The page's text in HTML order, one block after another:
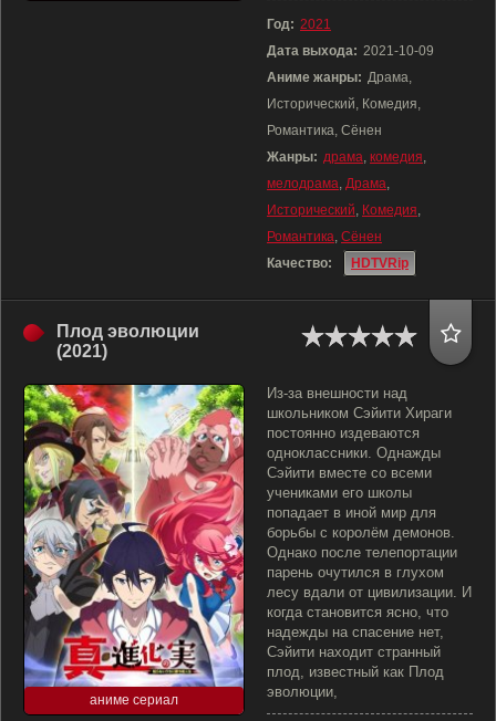
Год: 2021
Дата выхода: 2021-10-09
Аниме жанры: Драма,
Исторический, Комедия,
Романтика, Сёнен
Жанры: драма, комедия,
мелодрама, Драма,
Исторический, Комедия,
Романтика, Сёнен
Качество:
HDTVRip
Плод эволюции
(2021)
аниме сериал
Из-за внешности над
школьником Сэйити Хираги
постоянно издеваются
одноклассники. Однажды
Сэйити вместе со всеми
учениками его школы
попадает в иной мир для
борьбы с королём демонов.
Однако после телепортации
парень очутился в глухом
лесу вдали от цивилизации. И
когда становится ясно, что
надежды на спасение нет,
Сэйити находит странный
плод, известный как Плод
эволюции,